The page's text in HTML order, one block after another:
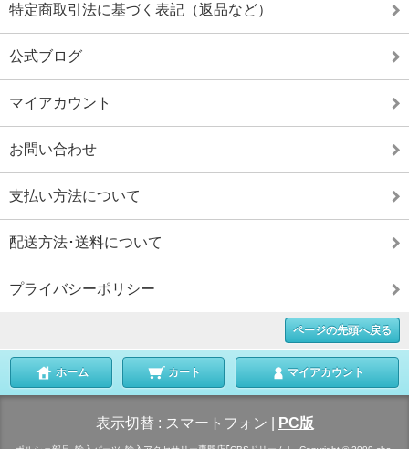
特定商取引法に基づく表記（返品など）
公式ブログ
マイアカウント
お問い合わせ
支払い方法について
配送方法･送料について
プライバシーポリシー
ページの先頭へ戻る
ホーム カート マイアカウント
表示切替 : スマートフォン PC版